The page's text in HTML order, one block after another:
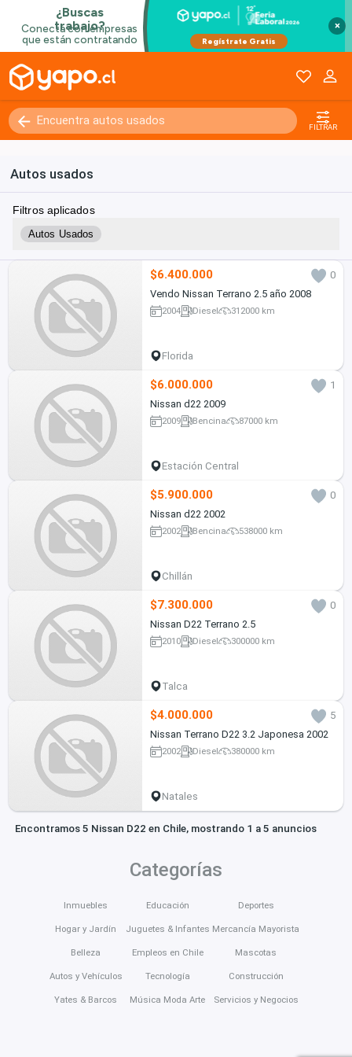
×
FILTRAR
Autos usados
Filtros aplicados
Autos Usados
$6.400.000
0
Vendo Nissan Terrano 2.5 año 2008
2004 Diesel 312000 km
Florida
$6.000.000
1
Nissan d22 2009
2009 Bencina 87000 km
Estación Central
$5.900.000
0
Nissan d22 2002
2002 Bencina 538000 km
Chillán
$7.300.000
0
Nissan D22 Terrano 2.5
2010 Diesel 300000 km
Talca
$4.000.000
5
Nissan Terrano D22 3.2 Japonesa 2002
2002 Diesel 380000 km
Natales
Encontramos 5 Nissan D22 en Chile, mostrando 1 a 5 anuncios
Categorías
Inmuebles
Hogar y Jardín
Belleza
Autos y Vehículos
Yates & Barcos
Educación
Juguetes & Infantes
Empleos en Chile
Tecnología
Música Moda Arte
Deportes
Mercancía Mayorista
Mascotas
Construcción
Servicios y Negocios